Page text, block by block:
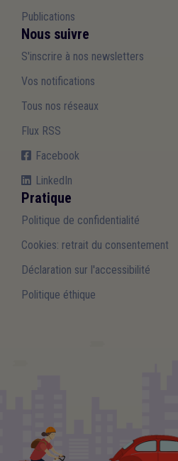
Publications
Nous suivre
S'inscrire à nos newsletters
Vos notifications
Tous nos réseaux
Flux RSS
Facebook
LinkedIn
Pratique
Politique de confidentialité
Cookies: retrait du consentement
Déclaration sur l'accessibilité
Politique éthique